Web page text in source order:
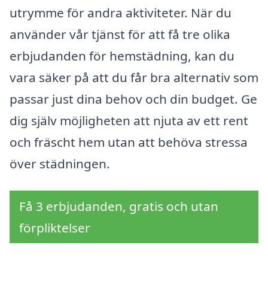
utrymme för andra aktiviteter. När du
använder vår tjänst för att få tre olika
erbjudanden för hemstädning, kan du
vara säker på att du får bra alternativ som
passar just dina behov och din budget. Ge
dig själv möjligheten att njuta av ett rent
och fräscht hem utan att behöva stressa
över städningen.
Få 3 erbjudanden, gratis och utan
förpliktelser